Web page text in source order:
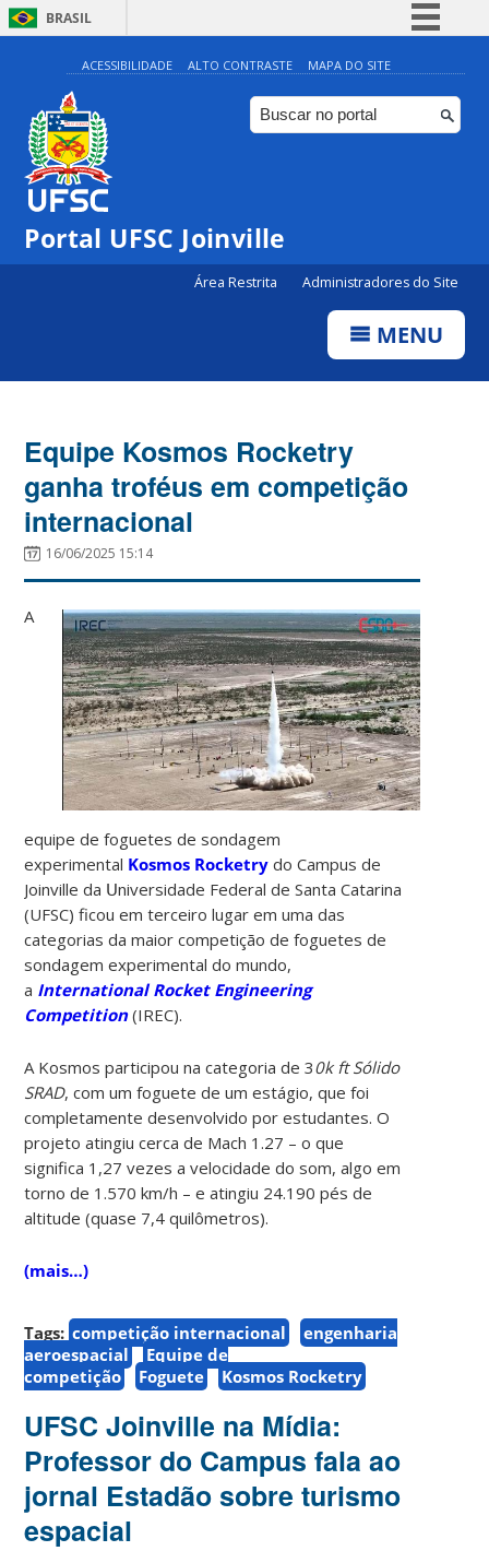
BRASIL
Simplifique!
Comunica BR
Participe
ACESSIBILIDADE ALTO CONTRASTE MAPA DO SITE
Portal UFSC Joinville
Área Restrita Administradores do Site
MENU
Equipe Kosmos Rocketry
ganha troféus em competição
internacional
16/06/2025 15:14
A
equipe de foguetes de sondagem
experimental Kosmos Rocketry do Campus de
Joinville da 𝖴niversidade Federal de Santa Catarina
(UFSC) ficou em terceiro lugar em uma das
categorias da maior competição de foguetes de
sondagem experimental do mundo,
a International Rocket Engineering
Competition(IREC).
A Kosmos participou na categoria de 30k ft Sólido
SRAD, com um foguete de um estágio, que foi
completamente desenvolvido por estudantes. O
projeto atingiu cerca de Mach 1.27 – o que
significa 1,27 vezes a velocidade do som, algo em
torno de 1.570 km/h – e atingiu 24.190 pés de
altitude (quase 7,4 quilômetros).
(mais…)
Tags: competição internacional
engenharia
aeroespacial
Equipe de
competição
Foguete Kosmos Rocketry
UFSC Joinville na Mídia:
Professor do Campus fala ao
jornal Estadão sobre turismo
espacial